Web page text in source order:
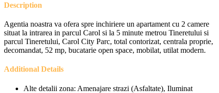
Description
Agentia noastra va ofera spre inchiriere un apartament cu 2 camere
situat la intrarea in parcul Carol si la 5 minute metrou Tineretului si
parcul Tineretului, Carol City Parc, total contorizat, centrala proprie,
decomandat, 52 mp, bucatarie open space, mobilat, utilat modern.
Additional Details
Alte detalii zona: Amenajare strazi (Asfaltate), Iluminat